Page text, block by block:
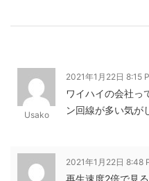
Usako
2021年1月22日 8:15
ワイハイの会社っ
ン回線が多い気が
2021年1月22日 8:48
再生速度2倍で見